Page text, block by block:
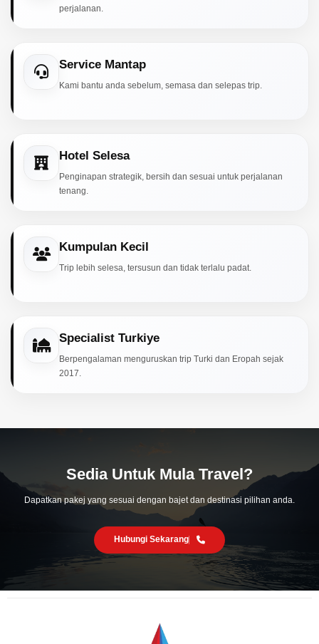
perjalanan.
Service Mantap
Kami bantu anda sebelum, semasa dan selepas trip.
Hotel Selesa
Penginapan strategik, bersih dan sesuai untuk perjalanan
tenang.
Kumpulan Kecil
Trip lebih selesa, tersusun dan tidak terlalu padat.
Specialist Turkiye
Berpengalaman menguruskan trip Turki dan Eropah sejak
2017.
Sedia Untuk Mula Travel?
Dapatkan pakej yang sesuai dengan bajet dan destinasi pilihan anda.
Hubungi Sekarang